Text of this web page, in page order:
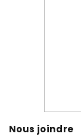
Nous joindre